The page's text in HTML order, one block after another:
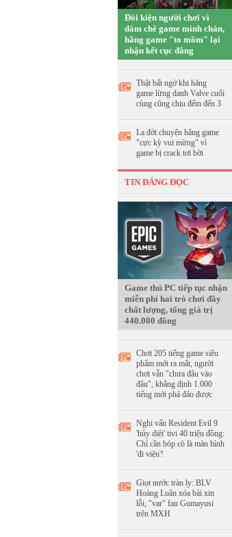
Đòi kiện người chơi vì
dám chê game mình chán,
hãng game "to mồm" lại
nhận kết cục đắng
Thật bất ngờ khi hãng
game lừng danh Valve cuối
cùng cũng chịu đếm đến 3
Lạ đời chuyện hãng game
"cực kỳ vui mừng" vì
game bị crack tơi bời
TIN ĐÁNG ĐỌC
Game thủ PC tiếp tục nhận
miễn phí hai trò chơi đầy
chất lượng, tổng giá trị
440.000 đồng
Chơi 205 tiếng game siêu
phẩm mới ra mắt, người
chơi vẫn "chưa đâu vào
đâu", khẳng định 1.000
tiếng mới phá đảo được
Nghi vấn Resident Evil 9
'hủy diệt' tivi 40 triệu đồng:
Chỉ cần bóp cò là màn hình
'đi viện'!
Giọt nước tràn ly: BLV
Hoàng Luân xóa bài xin
lỗi, "var" fan Gumayusi
trên MXH